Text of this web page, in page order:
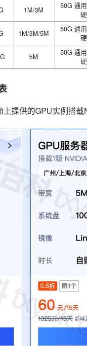
1M/3M
50G 通
1M/3M/5M
50G 通
5M
50G 通
提供的GPU实例搭载